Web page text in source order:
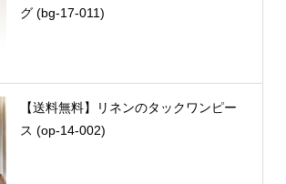
グ (bg-17-011)
【送料無料】リネンのタックワンピー
ス (op-14-002)